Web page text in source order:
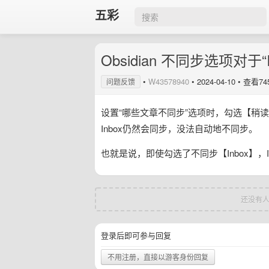
五彩
Obsidian 不同步选项对于
问题反馈
• W43578940 • 2024-04-10 • 查看
设置“哪些文章不同步”选项时，勾选【稍
Inbox仍然会同步，没法自动地不同步。
也就是说，即使勾选了不同步【Inbox】
还没有
登录后即可参与回复
不用注册，直接以游客身份回复